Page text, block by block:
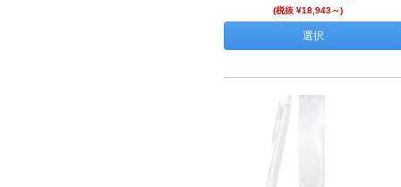
(税抜 ¥18,943～)
選択